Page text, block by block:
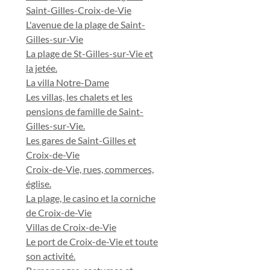
Saint-Gilles-Croix-de-Vie
L'avenue de la plage de Saint-
Gilles-sur-Vie
La plage de St-Gilles-sur-Vie et
la jetée.
La villa Notre-Dame
Les villas, les chalets et les
pensions de famille de Saint-
Gilles-sur-Vie.
Les gares de Saint-Gilles et
Croix-de-Vie
Croix-de-Vie, rues, commerces,
église.
La plage, le casino et la corniche
de Croix-de-Vie
Villas de Croix-de-Vie
Le port de Croix-de-Vie et toute
son activité.